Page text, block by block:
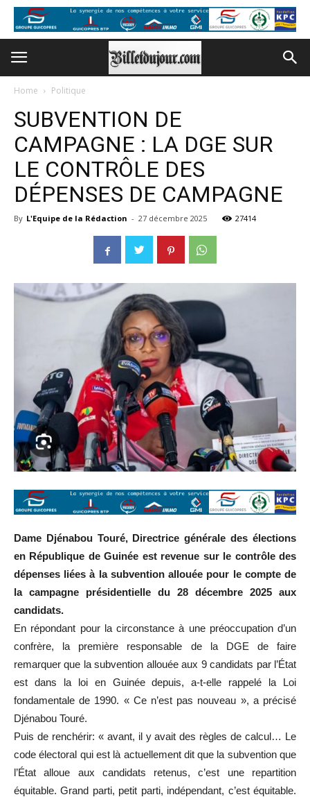
Home Politique
SUBVENTION DE
CAMPAGNE : LA DGE SUR
LE CONTRÔLE DES
DÉPENSES DE CAMPAGNE
By L'Equipe de la Rédaction - 27 décembre 2025 27414
Dame Djénabou Touré, Directrice générale des élections
en République de Guinée est revenue sur le contrôle des
dépenses liées à la subvention allouée pour le compte de
la campagne présidentielle du 28 décembre 2025 aux
candidats.
En répondant pour la circonstance à une préoccupation d’un
confrère, la première responsable de la DGE de faire
remarquer que la subvention allouée aux 9 candidats par l’État
est dans la loi en Guinée depuis, a-t-elle rappelé la Loi
fondamentale de 1990. « Ce n’est pas nouveau », a précisé
Djénabou Touré.
Puis de renchérir: « avant, il y avait des règles de calcul… Le
code électoral qui est là actuellement dit que la subvention que
l’État alloue aux candidats retenus, c’est une repartition
équitable. Grand parti, petit parti, indépendant, c’est équitable.